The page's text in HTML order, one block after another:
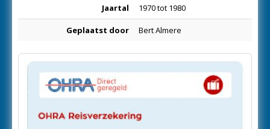
Jaartal 1970 tot 1980
Geplaatst door Bert Almere